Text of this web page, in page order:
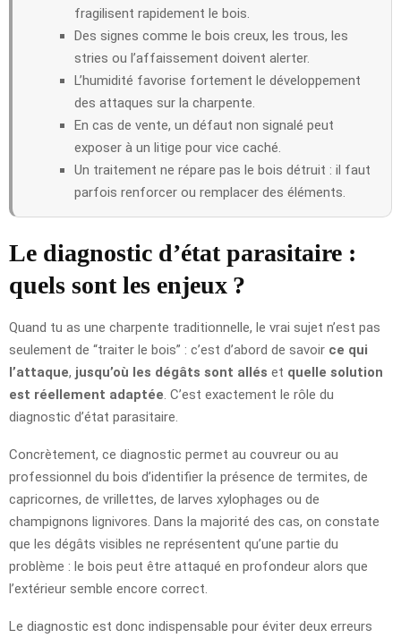
fragilisent rapidement le bois.
Des signes comme le bois creux, les trous, les
stries ou l’affaissement doivent alerter.
L’humidité favorise fortement le développement
des attaques sur la charpente.
En cas de vente, un défaut non signalé peut
exposer à un litige pour vice caché.
Un traitement ne répare pas le bois détruit : il faut
parfois renforcer ou remplacer des éléments.
Le diagnostic d’état parasitaire :
quels sont les enjeux ?
Quand tu as une charpente traditionnelle, le vrai sujet n’est pas
seulement de “traiter le bois” : c’est d’abord de savoir ce qui
l’attaque, jusqu’où les dégâts sont allés et quelle solution
est réellement adaptée . C’est exactement le rôle du
diagnostic d’état parasitaire.
Concrètement, ce diagnostic permet au couvreur ou au
professionnel du bois d’identifier la présence de termites, de
capricornes, de vrillettes, de larves xylophages ou de
champignons lignivores. Dans la majorité des cas, on constate
que les dégâts visibles ne représentent qu’une partie du
problème : le bois peut être attaqué en profondeur alors que
l’extérieur semble encore correct.
Le diagnostic est donc indispensable pour éviter deux erreurs